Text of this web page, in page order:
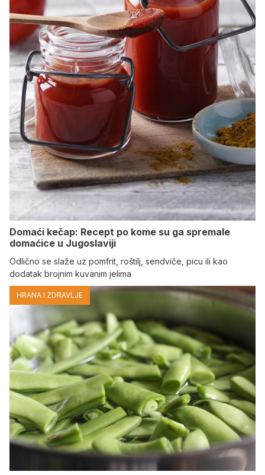
Domaći kečap: Recept po kome su ga spremale
domaćice u Jugoslaviji
Odlično se slaže uz pomfrit, roštilj, sendviče, picu ili kao
dodatak brojnim kuvanim jelima
HRANA I ZDRAVLJE